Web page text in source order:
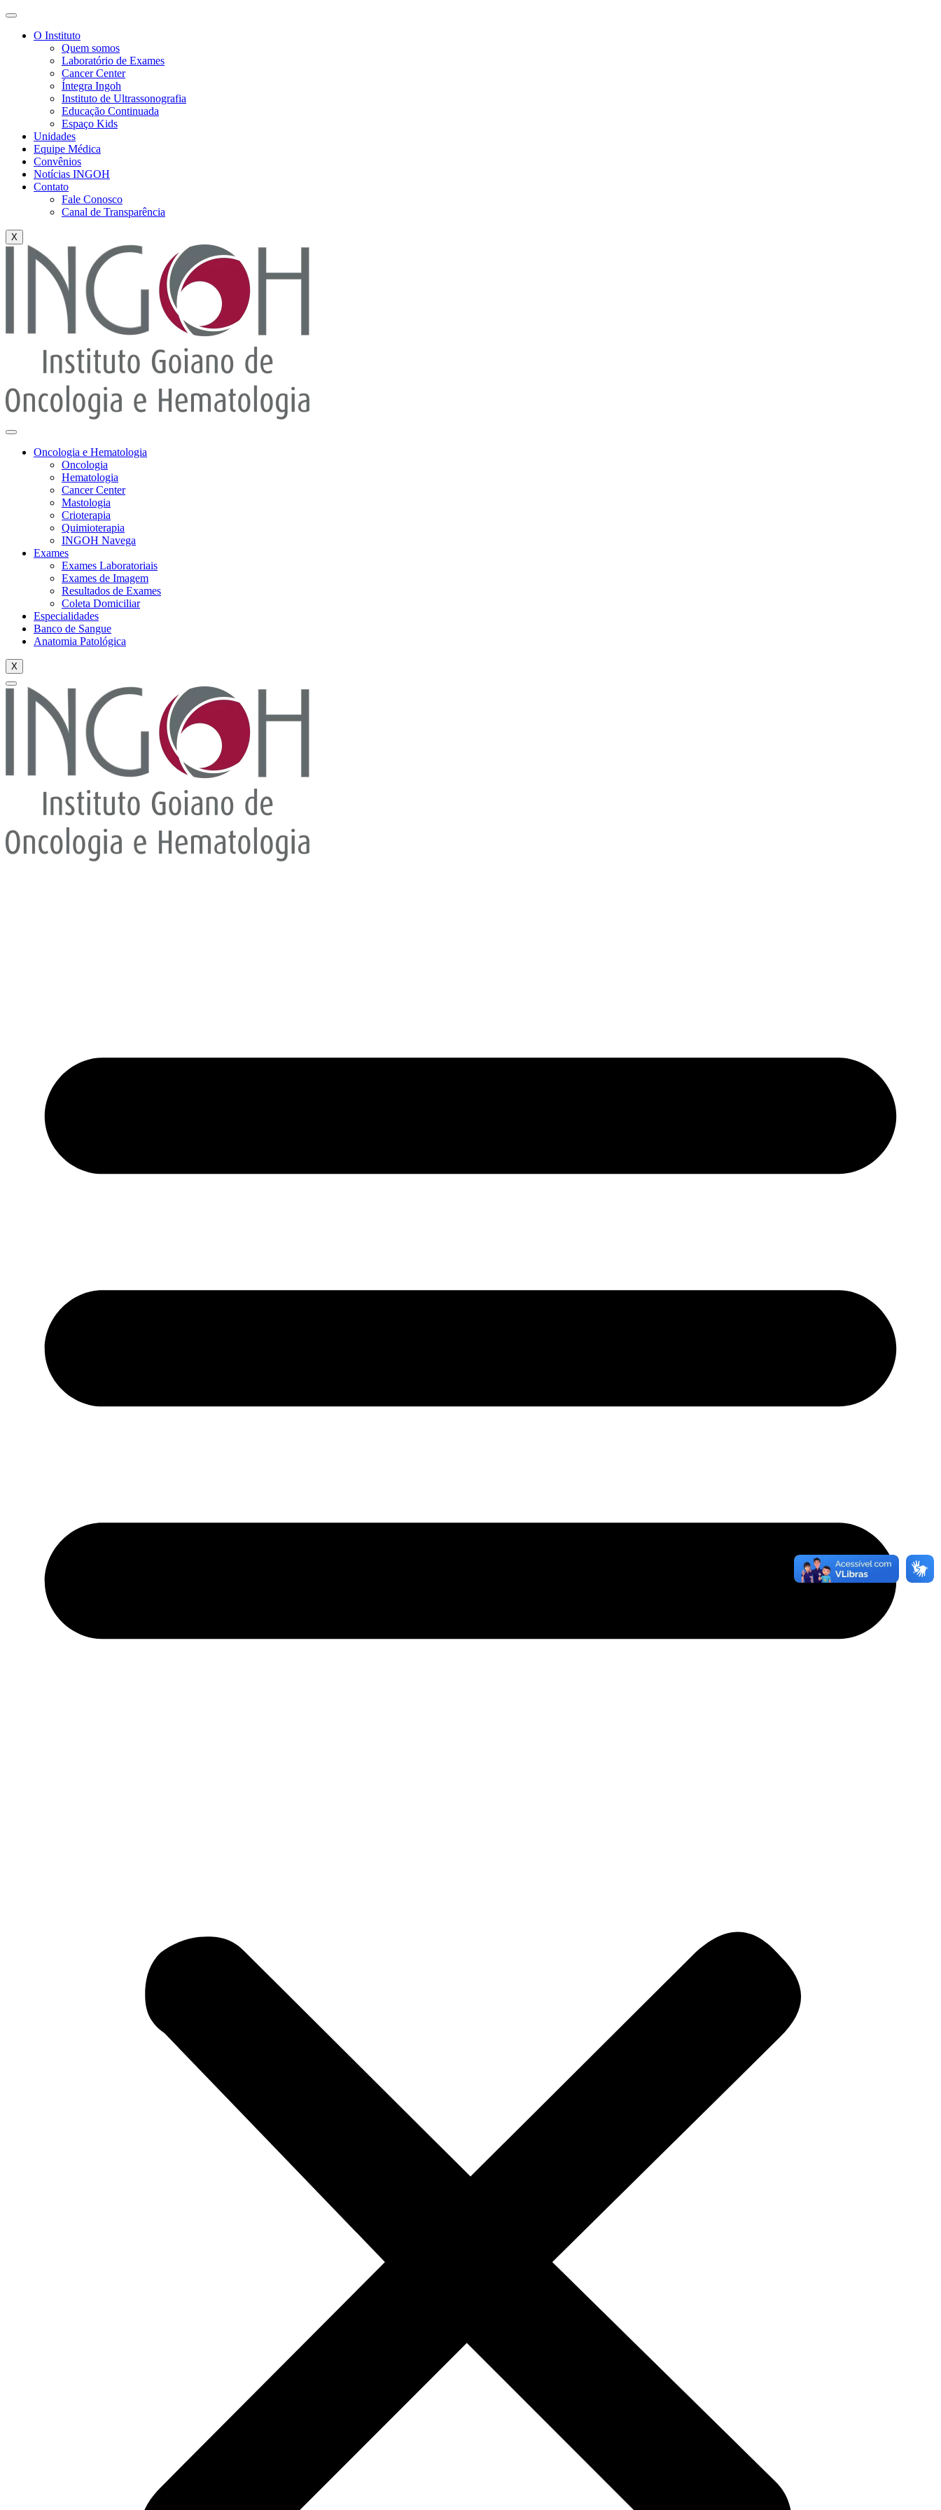
O Instituto
Quem somos
Laboratório de Exames
Cancer Center
Íntegra Ingoh
Instituto de Ultrassonografia
Educação Continuada
Espaço Kids
Unidades
Equipe Médica
Convênios
Notícias INGOH
Contato
Fale Conosco
Canal de Transparência
X
Oncologia e Hematologia
Oncologia
Hematologia
Cancer Center
Mastologia
Crioterapia
Quimioterapia
INGOH Navega
Exames
Exames Laboratoriais
Exames de Imagem
Resultados de Exames
Coleta Domiciliar
Especialidades
Banco de Sangue
Anatomia Patológica
X